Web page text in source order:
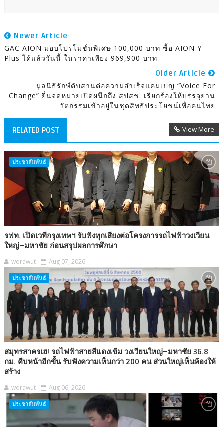
Newer Article
GAC AION มอบโปรโมชั่นพิเศษ 100,000 บาท ซื้อ AION Y
Plus ได้แล้ววันนี้ ในราคาเพียง 969,900 บาท
Older Article
มูลนิธิรักษ์ตับสานต่อความสำเร็จแคมเปญ “Voice For
Change” ยื่นจดหมายเปิดผนึกถึง สปสช. เรียกร้องให้บรรจุยาน
วัตกรรมเข้าอยู่ในชุดสิทธิประโยชน์เพื่อคนไทย
RELATED POST View More
ประชาสัมพันธ์
รฟท. เปิดเวทีกรุงเทพฯ รับฟังทุกเสียงต่อโครงการรถไฟฟ้าวงเวียน
ใหญ่–มหาชัย ก่อนสรุปผลการศึกษา
worawut Aug 07, 2026
ประชาสัมพันธ์
สมุทรสาครเฮ! รถไฟฟ้าสายสีแดงเข้ม วงเวียนใหญ่–มหาชัย 36.8
กม. คืบหน้าอีกขั้น รับฟังความเห็นกว่า 200 คน ส่วนใหญ่เห็นพ้องให้
สร้าง
worawut Aug 06, 2026
ประชาสัมพันธ์